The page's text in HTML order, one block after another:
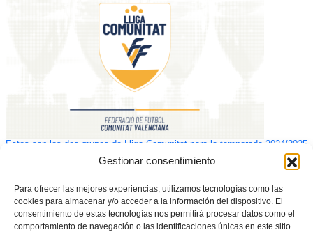
Gestionar consentimiento
Para ofrecer las mejores experiencias, utilizamos tecnologías como las
cookies para almacenar y/o acceder a la información del dispositivo. El
consentimiento de estas tecnologías nos permitirá procesar datos como el
comportamiento de navegación o las identificaciones únicas en este sitio.
Estos son los dos grupos de Lliga Comunitat para la temporada 2024/2025